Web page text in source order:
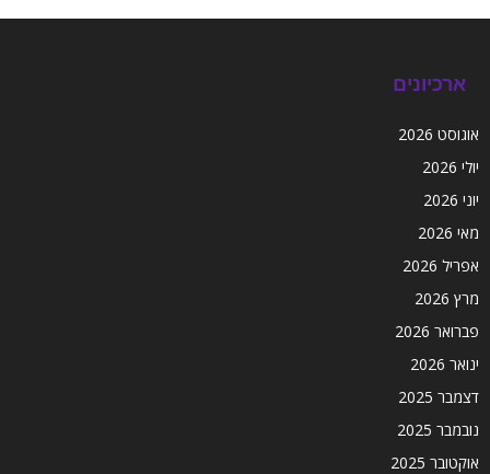
ארכיונים
אוגוסט 2026
יולי 2026
יוני 2026
מאי 2026
אפריל 2026
מרץ 2026
פברואר 2026
ינואר 2026
דצמבר 2025
נובמבר 2025
אוקטובר 2025